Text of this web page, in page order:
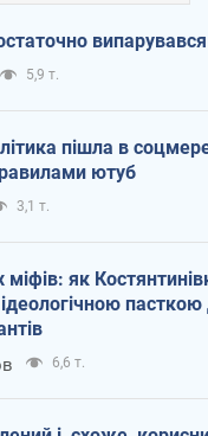
випарувався
5,9 т.
пішла в
ютуб
3,1 т.
міфів: як
пасткою
6,6 т.